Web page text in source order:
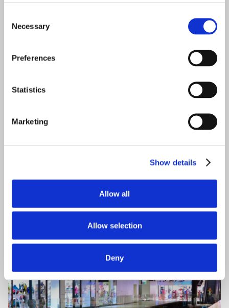
Selection
Necessary
Preferences
Statistics
Marketing
Show details
Allow all
Allow selection
Deny